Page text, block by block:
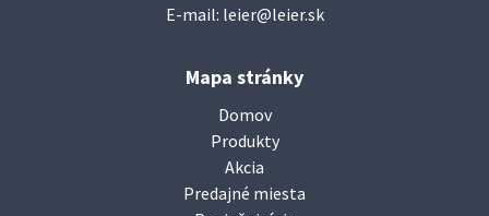
E-mail: leier@leier.sk
Mapa stránky
Domov
Produkty
Akcia
Predajné miesta